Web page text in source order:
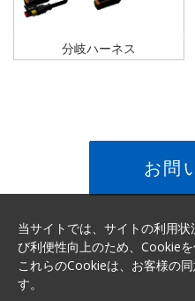
分岐ハーネス
お問
当サイトでは、サイトの利用
び利便性向上のため、Cookieを
これらのCookieは、お客様の
す。